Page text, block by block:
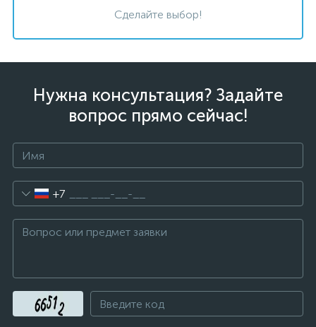
Сделайте выбор!
Нужна консультация? Задайте
вопрос прямо сейчас!
+7